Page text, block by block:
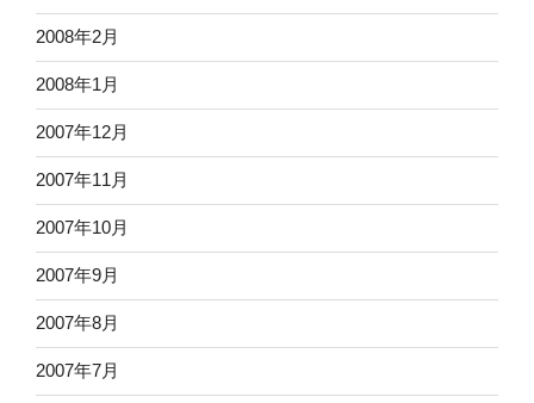
2008年2月
2008年1月
2007年12月
2007年11月
2007年10月
2007年9月
2007年8月
2007年7月